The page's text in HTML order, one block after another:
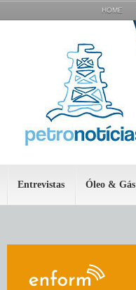
HOME
Entrevistas Óleo & Gás